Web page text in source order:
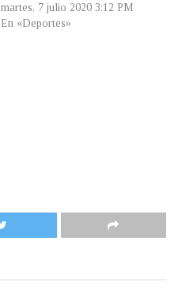
martes, 7 julio 2020 3:12 PM
En «Deportes»